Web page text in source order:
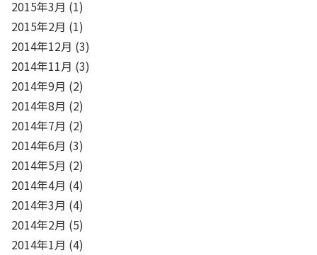
2015年3月 (1)
2015年2月 (1)
2014年12月 (3)
2014年11月 (3)
2014年9月 (2)
2014年8月 (2)
2014年7月 (2)
2014年6月 (3)
2014年5月 (2)
2014年4月 (4)
2014年3月 (4)
2014年2月 (5)
2014年1月 (4)